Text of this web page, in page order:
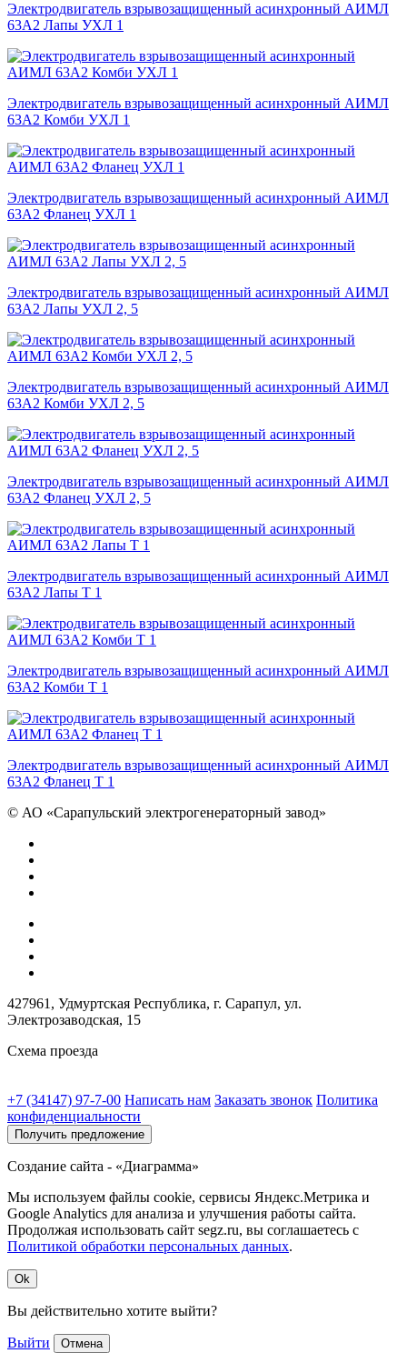
Электродвигатель взрывозащищенный асинхронный АИМЛ
63А2 Лапы УХЛ 1
Электродвигатель взрывозащищенный асинхронный АИМЛ
63А2 Комби УХЛ 1
Электродвигатель взрывозащищенный асинхронный АИМЛ
63А2 Фланец УХЛ 1
Электродвигатель взрывозащищенный асинхронный АИМЛ
63А2 Лапы УХЛ 2, 5
Электродвигатель взрывозащищенный асинхронный АИМЛ
63А2 Комби УХЛ 2, 5
Электродвигатель взрывозащищенный асинхронный АИМЛ
63А2 Фланец УХЛ 2, 5
Электродвигатель взрывозащищенный асинхронный АИМЛ
63А2 Лапы Т 1
Электродвигатель взрывозащищенный асинхронный АИМЛ
63А2 Комби Т 1
Электродвигатель взрывозащищенный асинхронный АИМЛ
63А2 Фланец Т 1
© АО «Сарапульский электрогенераторный завод»
427961, Удмуртская Республика, г. Сарапул, ул.
Электрозаводская, 15
Схема проезда
+7 (34147) 97-7-00 Написать нам Заказать звонок Политика
конфиденциальности
Получить предложение
Создание сайта - «Диаграмма»
Мы используем файлы cookie, сервисы Яндекс.Метрика и
Google Analytics для анализа и улучшения работы сайта.
Продолжая использовать сайт segz.ru, вы соглашаетесь с
Политикой обработки персональных данных.
Ok
Вы действительно хотите выйти?
Выйти Отмена